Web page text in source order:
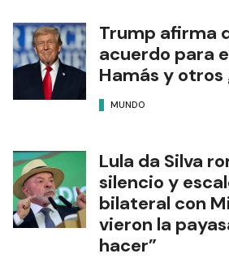
Trump afirma
acuerdo para
Hamás y otros
MUNDO
Lula da Silva
silencio y
bilateral con
vieron la
hacer”